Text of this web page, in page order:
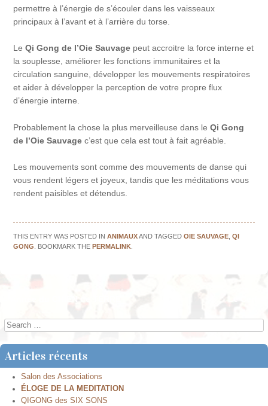
permettre à l’énergie de s’écouler dans les vaisseaux
principaux à l’avant et à l’arrière du torse.
LeQi Gong de l’Oie Sauvage peut accroitre la force interne et
la souplesse, améliorer les fonctions immunitaires et la
circulation sanguine, développer les mouvements respiratoires
et aider à développer la perception de votre propre flux
d’énergie interne.
Probablement la chose la plus merveilleuse dans leQi Gong
de l’Oie Sauvage c’est que cela est tout à fait agréable.
Les mouvements sont comme des mouvements de danse qui
vous rendent légers et joyeux, tandis que les méditations vous
rendent paisibles et détendus.
THIS ENTRY WAS POSTED INANIMAUXAND TAGGEDOIE SAUVAGE,QI
GONG. BOOKMARK THE PERMALINK.
Post navigation
Search
Articles récents
Salon des Associations
ÉLOGE DE LA MEDITATION
QIGONG des SIX SONS